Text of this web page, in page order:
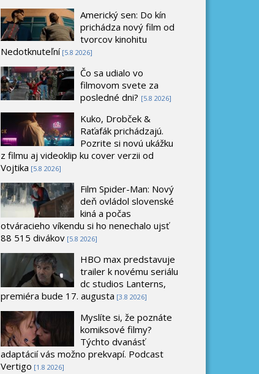
Americký sen: Do kín
prichádza nový film od
tvorcov kinohitu
Nedotknuteľní [5.8 2026]
Čo sa udialo vo
filmovom svete za
posledné dni? [5.8 2026]
Kuko, Drobček &
Raťafák prichádzajú.
Pozrite si novú ukážku
z filmu aj videoklip ku cover verzii od
Vojtika [5.8 2026]
Film Spider-Man: Nový
deň ovládol slovenské
kiná a počas
otváracieho víkendu si ho nenechalo ujsť
88 515 divákov [5.8 2026]
HBO max predstavuje
trailer k novému seriálu
dc studios Lanterns,
premiéra bude 17. augusta [3.8 2026]
Myslíte si, že poznáte
komiksové filmy?
Týchto dvanásť
adaptácií vás možno prekvapí. Podcast
Vertigo [1.8 2026]